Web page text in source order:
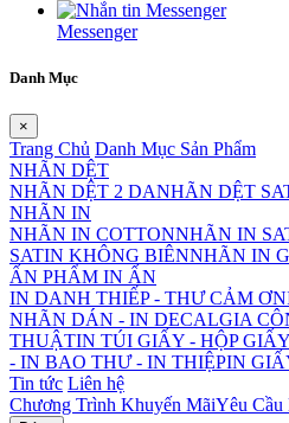
Messenger
Danh Mục
×
Trang Chủ Danh Mục Sản Phẩm
NHÃN DỆT
NHÃN DỆT 2 DANHÃN DỆT
NHÃN IN
NHÃN IN COTTONNHÃN IN
SATIN KHÔNG BIÊNNHÃN IN
ẤN PHẨM IN ẤN
IN DANH THIẾP - THƯ CẢM ƠN
NHÃN DÁN - IN DECALGIA
THUẬTIN TÚI GIẤY - HỘP GIẤY
- IN BAO THƯ - IN THIỆPIN
Tin tức Liên hệ
Chương Trình Khuyến MãiYêu Cầu